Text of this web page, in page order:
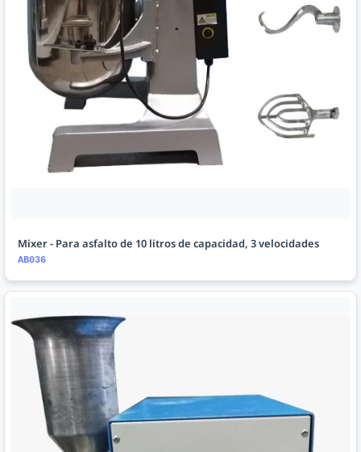
Mixer - Para asfalto de 10 litros de capacidad, 3 velocidades
AB036